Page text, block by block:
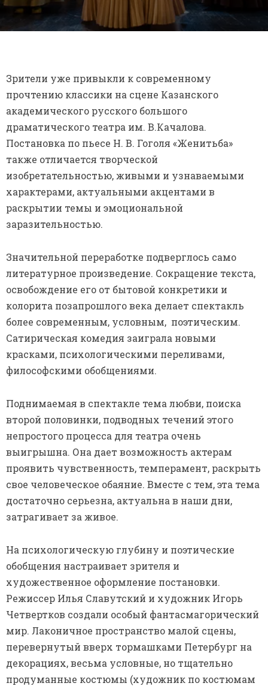
Зрители уже привыкли к современному
прочтению классики на сцене Казанского
академического русского большого
драматического театра им. В.Качалова.
Постановка по пьесе Н. В. Гоголя «Женитьба»
также отличается творческой
изобретательностью, живыми и узнаваемыми
характерами, актуальными акцентами в
раскрытии темы и эмоциональной
заразительностью.
Значительной переработке подверглось само
литературное произведение. Сокращение текста,
освобождение его от бытовой конкретики и
колорита позапрошлого века делает спектакль
более современным, условным, поэтическим.
Сатирическая комедия заиграла новыми
красками, психологическими переливами,
философскими обобщениями.
Поднимаемая в спектакле тема любви, поиска
второй половинки, подводных течений этого
непростого процесса для театра очень
выигрышна. Она дает возможность актерам
проявить чувственность, темперамент, раскрыть
свое человеческое обаяние. Вместе с тем, эта тема
достаточно серьезна, актуальна в наши дни,
затрагивает за живое.
На психологическую глубину и поэтические
обобщения настраивает зрителя и
художественное оформление постановки.
Режиссер Илья Славутский и художник Игорь
Четвертков создали особый фантасмагорический
мир. Лаконичное пространство малой сцены,
перевернутый вверх тормашками Петербург на
декорациях, весьма условные, но тщательно
продуманные костюмы (художник по костюмам